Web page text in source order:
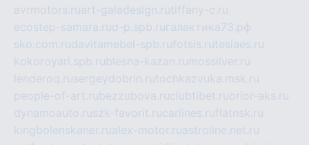
avrmotors.ruart-galadesign.rutiffany-c.ru
ecostep-samara.rud-p.spb.ru галактика73.рф
sko.com.rudavitamebel-spb.rufotsis.rutesiaes.ru
kokoroyari.spb.rublesna-kazan.ru mossilver.ru
lenderoq.rusergeydobrin.rutochkazvuka.msk.ru
people-of-art.rubezzubova.ruclubtibet.ruorior-aks.ru
dynamoauto.ruszk-favorit.rucarlines.ruflatnsk.ru
kingbolenskaner.rualex-motor.ruastroline.net.ru